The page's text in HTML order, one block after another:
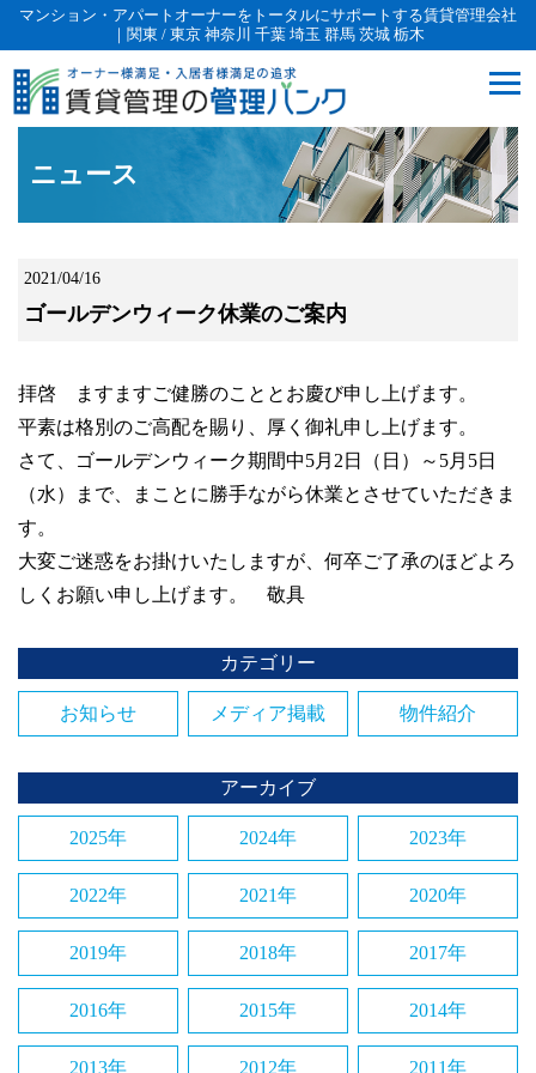
マンション・アパートオーナーをトータルにサポートする賃貸管理会社
｜関東 / 東京 神奈川 千葉 埼玉 群馬 茨城 栃木
ニュース
2021/04/16
ゴールデンウィーク休業のご案内
拝啓 ますますご健勝のこととお慶び申し上げます。
平素は格別のご高配を賜り、厚く御礼申し上げます。
さて、ゴールデンウィーク期間中5月2日（日）～5月5日
（水）まで、まことに勝手ながら休業とさせていただきま
す。
大変ご迷惑をお掛けいたしますが、何卒ご了承のほどよろ
しくお願い申し上げます。 敬具
カテゴリー
お知らせ メディア掲載 物件紹介
アーカイブ
2025年 2024年 2023年
2022年 2021年 2020年
2019年 2018年 2017年
2016年 2015年 2014年
2013年 2012年 2011年